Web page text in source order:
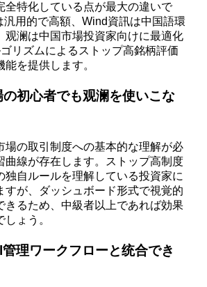
全特化している点が最大の違いで
汎用的で高額、Wind資訊は中国語環
观澜は中国市場投資家向けに最適化
リズムによるストップ高銘柄評価
を提供します。
の初心者でも观澜を使いこな
場の取引制度への基本的な理解が必
曲線が存在します。ストップ高制度
独自ルールを理解している投資家に
すが、ダッシュボード形式で視覚的
きるため、中級者以上であれば効果
ょう。
理ワークフローと统合でき